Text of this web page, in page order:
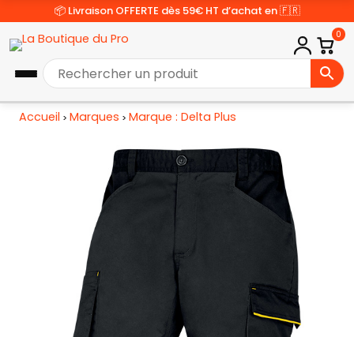
📦 Livraison OFFERTE dès 59€ HT d’achat en 🇫🇷
0
Accueil > Marques > Marque : Delta Plus